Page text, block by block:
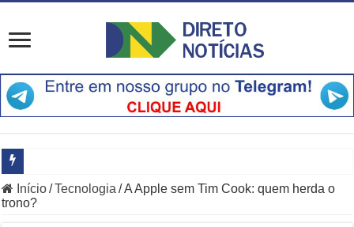
Principais Destaques do Amistoso Bayern x Aston Villa em Hong
Início/Tecnologia /A Apple sem Tim Cook: quem herda o
trono?